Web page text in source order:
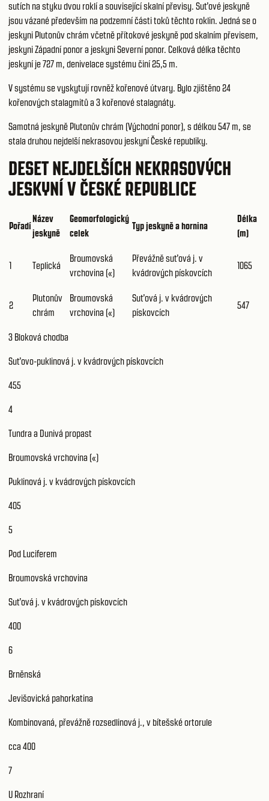
sutích na styku dvou roklí a související skalní převisy. Suťové jeskyně
jsou vázané především na podzemní části toků těchto roklin. Jedná se o
jeskyni Plutonův chrám včetně přítokové jeskyně pod skalním převisem,
jeskyni Západní ponor a jeskyni Severní ponor. Celková délka těchto
jeskyní je 727 m, denivelace systému činí 25,5 m.
V systému se vyskytují rovněž kořenové útvary. Bylo zjištěno 24
kořenových stalagmitů a 3 kořenové stalagnáty.
Samotná jeskyně Plutonův chrám (Východní ponor), s délkou 547 m, se
stala druhou nejdelší nekrasovou jeskyní České republiky.
DESET NEJDELŠÍCH NEKRASOVÝCH
JESKYNÍ V ČESKÉ REPUBLICE
Pořadí
Název
jeskyně
Geomorfologický
celek
Typ jeskyně a hornina
Délka
(m)
1 Teplická
Broumovská
vrchovina («)
Převážně suťová j. v
kvádrových pískovcích
1065
2
Plutonův
chrám
Broumovská
vrchovina («)
Suťová j. v kvádrových
pískovcích
547
3 Bloková chodba
Suťovo-puklinová j. v kvádrových pískovcích
455
4
Tundra a Dunivá propast
Broumovská vrchovina («)
Puklinová j. v kvádrových pískovcích
405
5
Pod Luciferem
Broumovská vrchovina
Suťová j. v kvádrových pískovcích
400
6
Brněnská
Jevišovická pahorkatina
Kombinovaná, převážně rozsedlinová j., v bítešské ortorule
cca 400
7
U Rozhraní